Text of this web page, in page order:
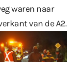
waren naar
van de A2.